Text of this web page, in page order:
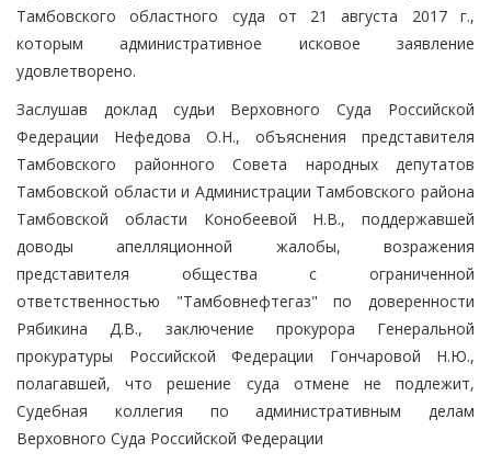
Тамбовского областного суда от 21 августа 2017 г.,
которым административное исковое заявление
удовлетворено.
Заслушав доклад судьи Верховного Суда Российской
Федерации Нефедова О.Н., объяснения представителя
Тамбовского районного Совета народных депутатов
Тамбовской области и Администрации Тамбовского района
Тамбовской области Конобеевой Н.В., поддержавшей
доводы апелляционной жалобы, возражения
представителя общества с ограниченной
ответственностью "Тамбовнефтегаз" по доверенности
Рябикина Д.В., заключение прокурора Генеральной
прокуратуры Российской Федерации Гончаровой Н.Ю.,
полагавшей, что решение суда отмене не подлежит,
Судебная коллегия по административным делам
Верховного Суда Российской Федерации